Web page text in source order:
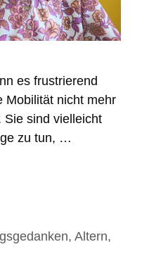
es frustrierend
Mobilität nicht mehr
Sie sind vielleicht
zu tun, …
, Altern,